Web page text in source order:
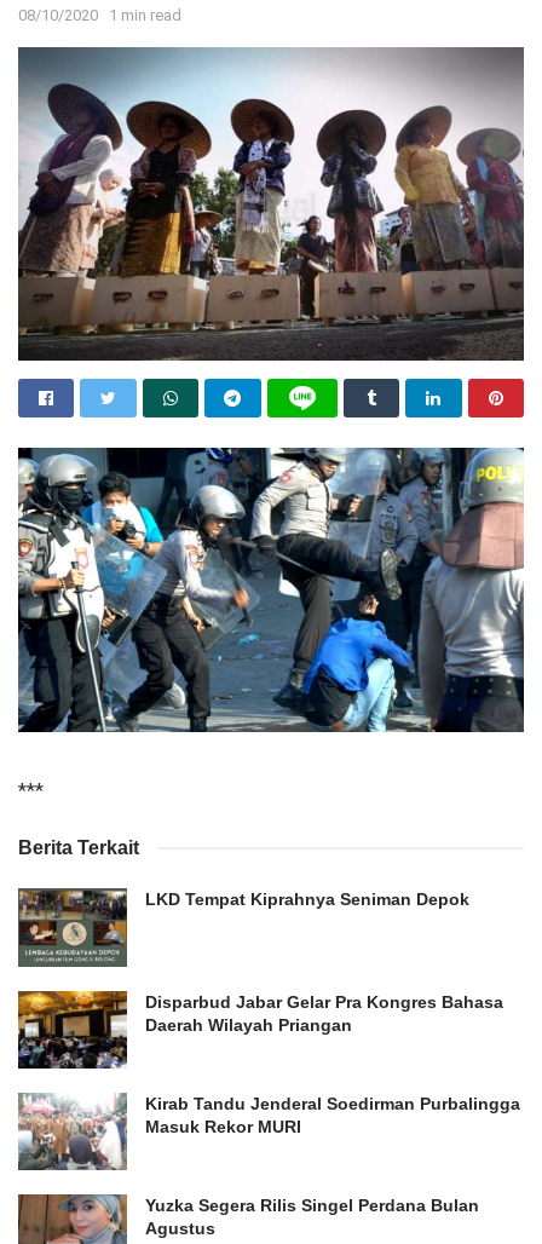
08/10/2020 1 min read
***
Berita Terkait
LKD Tempat Kiprahnya Seniman Depok
Disparbud Jabar Gelar Pra Kongres Bahasa
Daerah Wilayah Priangan
Kirab Tandu Jenderal Soedirman Purbalingga
Masuk Rekor MURI
Yuzka Segera Rilis Singel Perdana Bulan
Agustus